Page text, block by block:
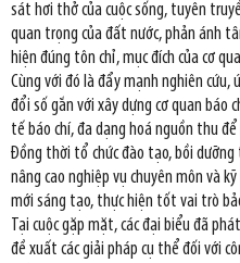
sát hơi thở của cuộc sống, tuyên
quan trọng của đất nước, phản ánh
hiện đúng tôn chỉ, mục đích của cơ
Cùng với đó là đẩy mạnh nghiên
đổi số gắn với xây dựng cơ quan báo
tế báo chí, đa dạng hoá nguồn thu
Đồng thời tổ chức đào tạo, bồi
nâng cao nghiệp vụ chuyên môn và
mới sáng tạo, thực hiện tốt vai trò
Tại cuộc gặp mặt, các đại biểu đã
đề xuất các giải pháp cụ thể đối với